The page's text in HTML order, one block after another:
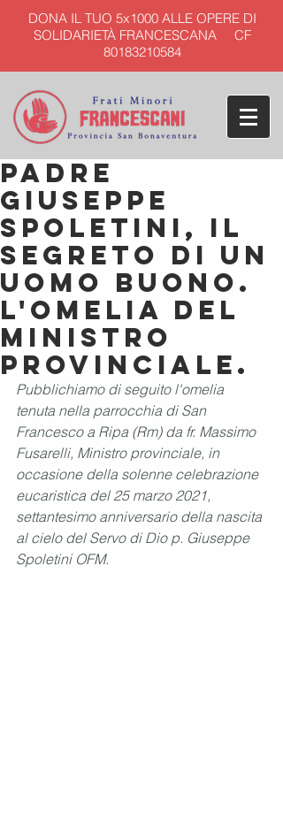
DONA IL TUO 5x1000 ALLE OPERE DI
SOLIDARIETÀ FRANCESCANA CF
80183210584
Padre
Giuseppe
Spoletini, il
segreto di un
uomo buono.
L'omelia del
ministro
provinciale.
Pubblichiamo di seguito l'omelia
tenuta nella parrocchia di San
Francesco a Ripa (Rm) da fr. Massimo
Fusarelli, Ministro provinciale, in
occasione della solenne celebrazione
eucaristica del 25 marzo 2021,
settantesimo anniversario della nascita
al cielo del Servo di Dio p. Giuseppe
Spoletini OFM.